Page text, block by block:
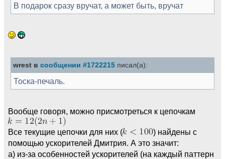
В подарок сразу вручат, а может быть, вручат
wrest в сообщении #1722215 писал(а):
Тоска-печаль.
Вообще говоря, можно присмотреться к цепочкам
Все текущие цепочки для них (
) найдены с
помощью ускорителей Дмитрия. А это значит:
а) из-за особенностей ускорителей (на каждый паттерн